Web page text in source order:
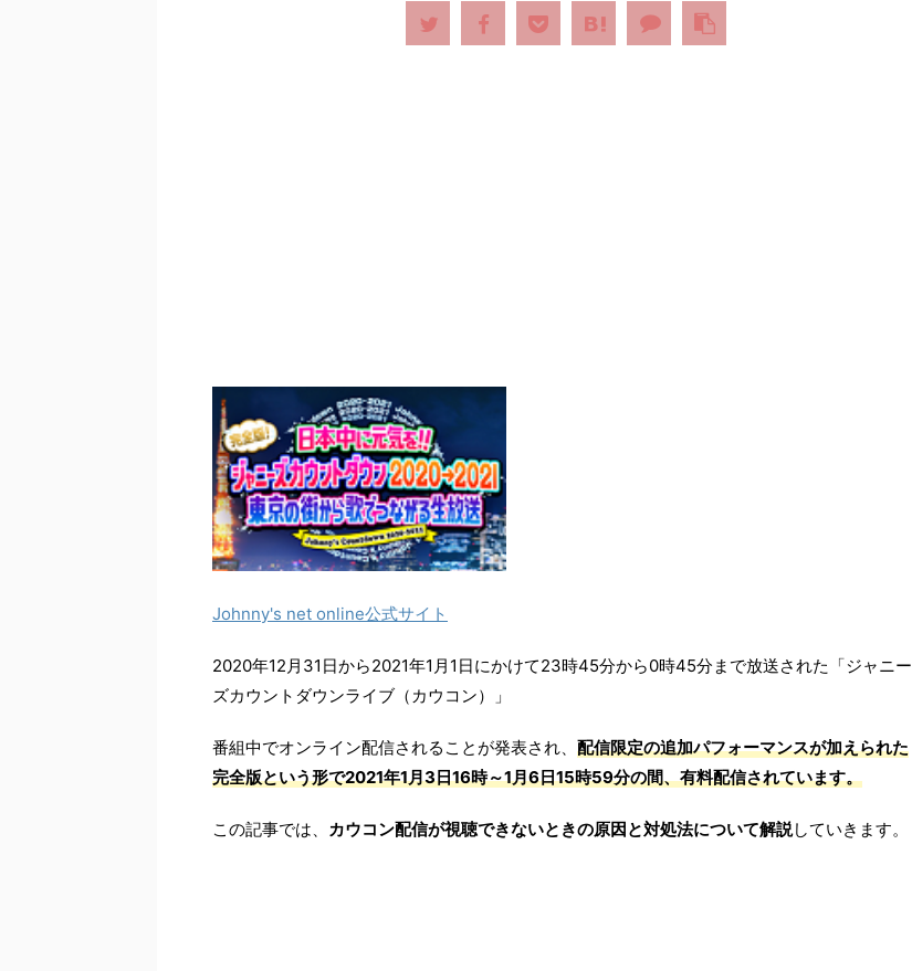
Johnny's net online公式サイト
2020年12月31日から2021年1月1日にかけて23時45分から0時45分まで放送された「ジャニー
ズカウントダウンライブ（カウコン）」
番組中でオンライン配信されることが発表され、 配信限定の追加パフォーマンスが加えられた
完全版という形で2021年1月3日16時～1月6日15時59分の間、有料配信されています。
この記事では、 カウコン配信が視聴できないときの原因と対処法について解説していきます。